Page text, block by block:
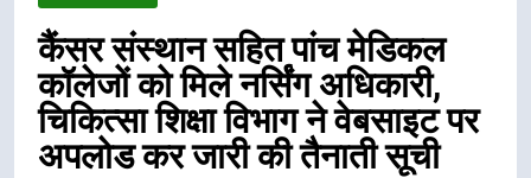
कैंसर संस्थान सहित पांच मेडिकल
कॉलेजों को मिले नर्सिंग अधिकारी,
चिकित्सा शिक्षा विभाग ने वेबसाइट पर
अपलोड कर जारी की तैनाती सूची